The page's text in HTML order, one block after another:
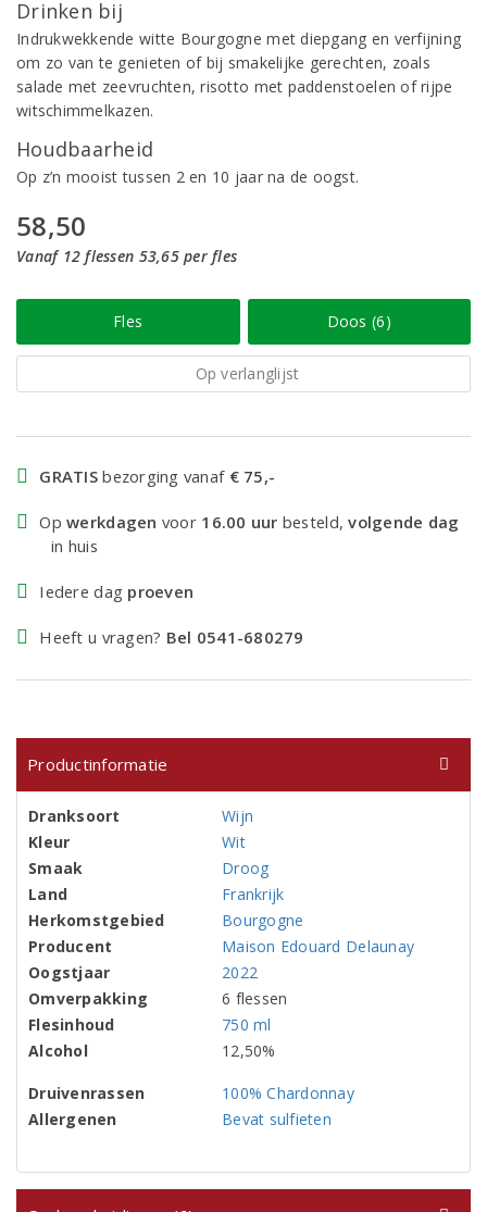
Drinken bij
Indrukwekkende witte Bourgogne met diepgang en verfijning
om zo van te genieten of bij smakelijke gerechten, zoals
salade met zeevruchten, risotto met paddenstoelen of rijpe
witschimmelkazen.
Houdbaarheid
Op z’n mooist tussen 2 en 10 jaar na de oogst.
58,50
Vanaf 12 flessen 53,65 per fles
Fles Doos (6)
Op verlanglijst
GRATIS bezorging vanaf € 75,-
Opwerkdagen voor 16.00 uur besteld,volgende dag
in huis
Iedere dag proeven
Heeft u vragen? Bel 0541-680279
Productinformatie
Dranksoort
Wijn
Kleur
Wit
Smaak
Droog
Land
Frankrijk
Herkomstgebied
Bourgogne
Producent
Maison Edouard Delaunay
Oogstjaar
2022
Omverpakking
6 flessen
Flesinhoud
750 ml
Alcohol
12,50%
Druivenrassen
100% Chardonnay
Allergenen
Bevat sulfieten